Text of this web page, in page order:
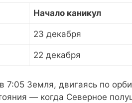
Начало каникул
23 декабря
22 декабря
7:05 Земля, двигаясь по
― когда Северное